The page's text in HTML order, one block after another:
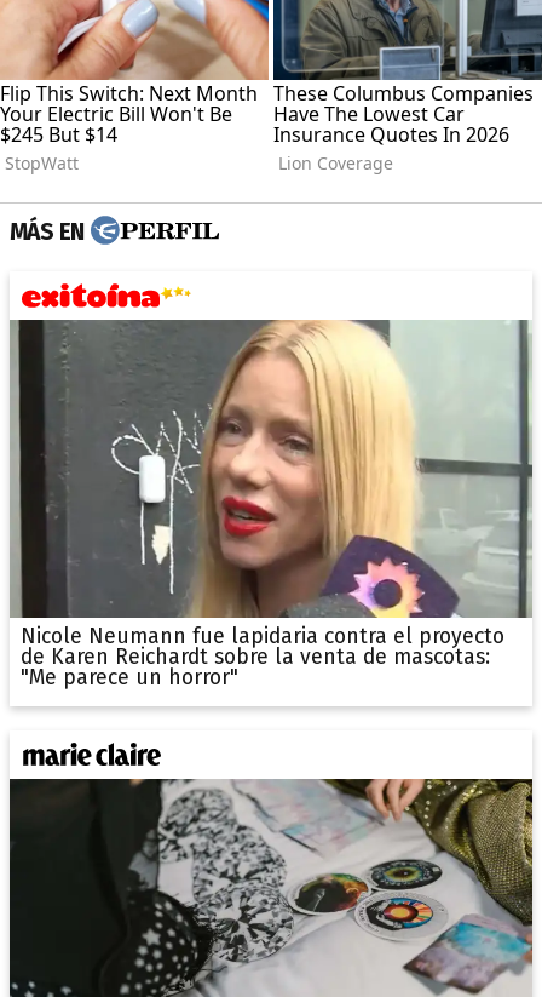
MÁS EN
Nicole Neumann fue lapidaria contra el proyecto
de Karen Reichardt sobre la venta de mascotas:
"Me parece un horror"